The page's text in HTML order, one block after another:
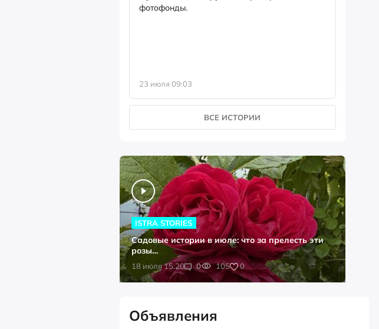
фотофонды.
23 июля 09:03
ВСЕ ИСТОРИИ
18 июля 15:20 0 105 0
ISTRA STORIES
Садовые истории в июле: что за прелесть эти
розы…
Объявления